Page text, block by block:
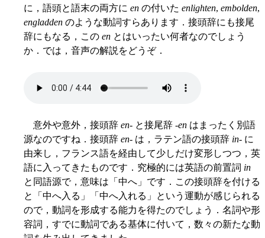
に，語頭と語末の両方に en の付いた enlighten, embolden,
engladden のような動詞すらあります．接頭辞にも接尾
辞にもなる，この en とはいったい何者なのでしょう
か．では，音声の解説をどうぞ．
意外や意外，接頭辞 en- と接尾辞 -en はまったく別語
源なのですね．接頭辞 en- は，ラテン語の接頭辞 in- に
由来し，フランス語を経由して少しだけ変形しつつ，英
語に入ってきたものです．究極的には英語の前置詞 in
と同語源で，意味は「中へ」です．この接頭辞を付ける
と「中へ入る」「中へ入れる」という運動が感じられる
ので，動詞を形成する能力を得たのでしょう．名詞や形
容詞，すでに動詞である基体に付いて，数々の新たな動